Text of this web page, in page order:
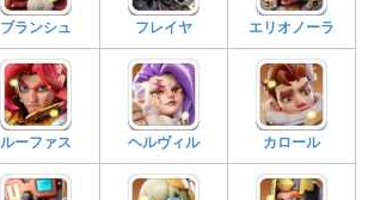
ブランシュ フレイヤ エリオノーラ
ルーファス ヘルヴィル カロール